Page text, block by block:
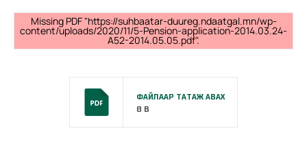
Missing PDF "https://suhbaatar-duureg.ndaatgal.mn/wp-
content/uploads/2020/11/5-Pension-application-2014.03.24-
A52-2014.05.05.pdf".
ФАЙЛААР ТАТАЖ АВАХ
0 B